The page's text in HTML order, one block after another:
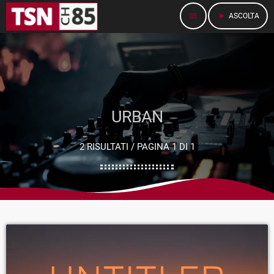
menu play_arrow ASCOLTA
URBAN
2 RISULTATI / PAGINA 1 DI 1